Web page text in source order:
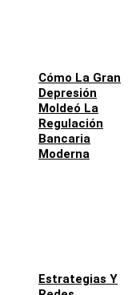
Cómo La Gran
Depresión
Moldeó La
Regulación
Bancaria
Moderna
Estrategias Y